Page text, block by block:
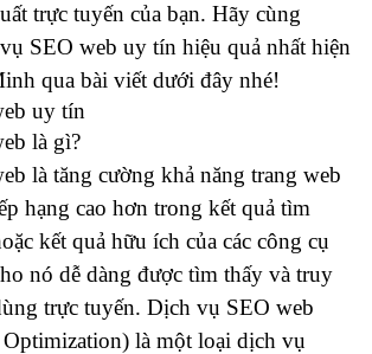
trực tuyến của bạn. Hãy cùng
SEO web uy tín hiệu quả nhất hiện
qua bài viết dưới đây nhé!
uy tín
là gì?
là tăng cường khả năng trang web
hạng cao hơn trong kết quả tìm
kết quả hữu ích của các công cụ
nó dễ dàng được tìm thấy và truy
trực tuyến. Dịch vụ SEO web
Optimization) là một loại dịch vụ